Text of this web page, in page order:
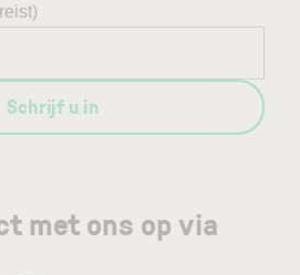
met ons op via
Schrijf u in